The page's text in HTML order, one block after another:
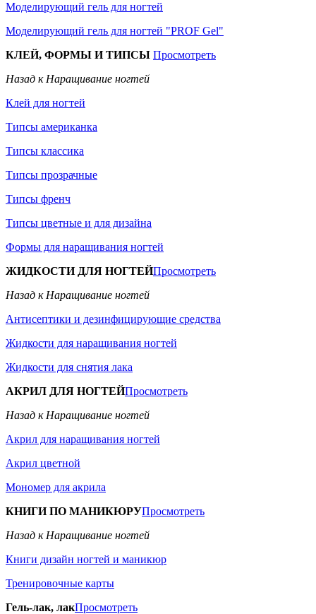
Моделирующий гель для ногтей
Моделирующий гель для ногтей "PROF Gel"
КЛЕЙ, ФОРМЫ И ТИПСЫ Просмотреть
Назад к Наращивание ногтей
Клей для ногтей
Типсы американка
Типсы классика
Типсы прозрачные
Типсы френч
Типсы цветные и для дизайна
Формы для наращивания ногтей
ЖИДКОСТИ ДЛЯ НОГТЕЙПросмотреть
Назад к Наращивание ногтей
Антисептики и дезинфицирующие средства
Жидкости для наращивания ногтей
Жидкости для снятия лака
АКРИЛ ДЛЯ НОГТЕЙПросмотреть
Назад к Наращивание ногтей
Акрил для наращивания ногтей
Акрил цветной
Мономер для акрила
КНИГИ ПО МАНИКЮРУПросмотреть
Назад к Наращивание ногтей
Книги дизайн ногтей и маникюр
Тренировочные карты
Гель-лак, лакПросмотреть